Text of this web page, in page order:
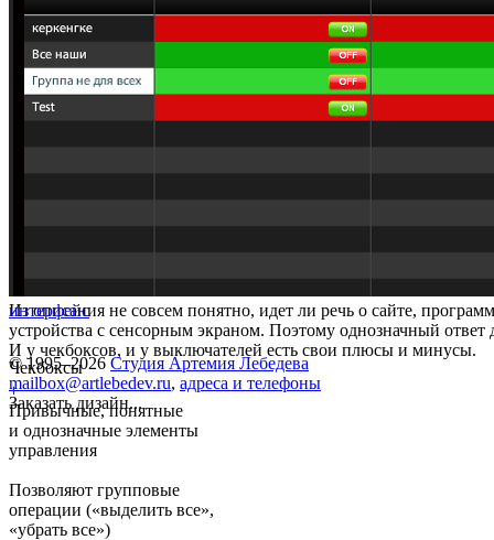
Из описания не совсем понятно, идет ли речь о сайте,
устройства с сенсорным экраном. Поэтому однозначный ответ
И у чекбоксов, и у выключателей есть свои плюсы и минусы.
Чекбоксы
+
Привычные, понятные
и однозначные элементы
управления
Позволяют групповые
операции («выделить все»,
«убрать все»)
интерфейс
© 1995–2026 Студия Артемия Лебедева
mailbox@artlebedev.ru, адреса и телефоны
Заказать дизайн...